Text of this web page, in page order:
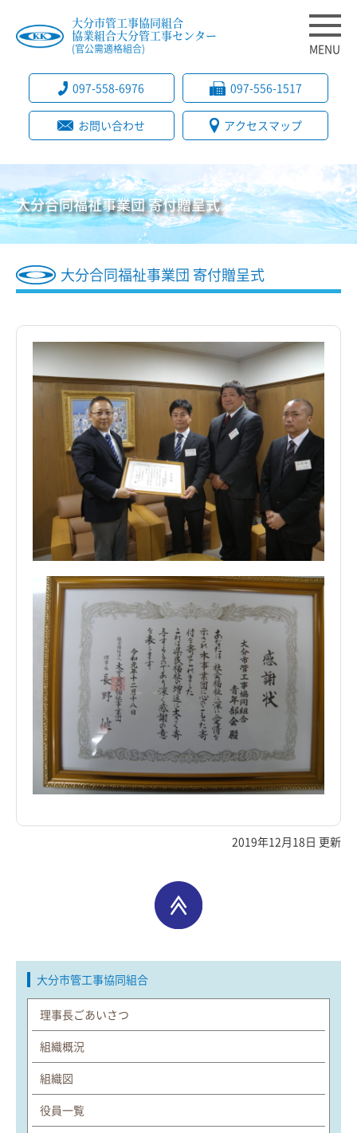
大分市管工事協同組合
協業組合大分管工事センター
(官公需適格組合) MENU
097-558-6976 097-556-1517
お問い合わせ アクセスマップ
大分合同福祉事業団 寄付贈呈式
大分合同福祉事業団 寄付贈呈式
2019年12月18日 更新
大分市管工事協同組合
理事長ごあいさつ
組織概況
組織図
役員一覧